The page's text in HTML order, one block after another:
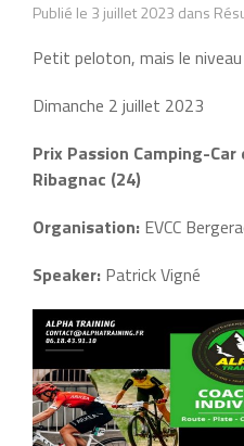
Publié le 3 juillet 2023 dans
Petit peloton, mais le
Dimanche 2 juillet 2023
Prix Passion Camping-
Ribagnac (24)
Organisation: EVCC
Speaker: Patrick Vigné